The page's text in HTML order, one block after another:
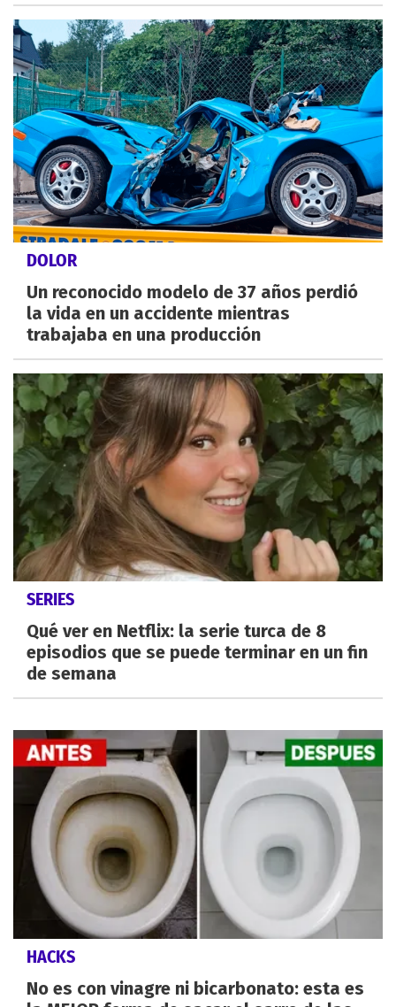
DOLOR
Un reconocido modelo de 37 años perdió
la vida en un accidente mientras
trabajaba en una producción
SERIES
Qué ver en Netflix: la serie turca de 8
episodios que se puede terminar en un fin
de semana
HACKS
No es con vinagre ni bicarbonato: esta es